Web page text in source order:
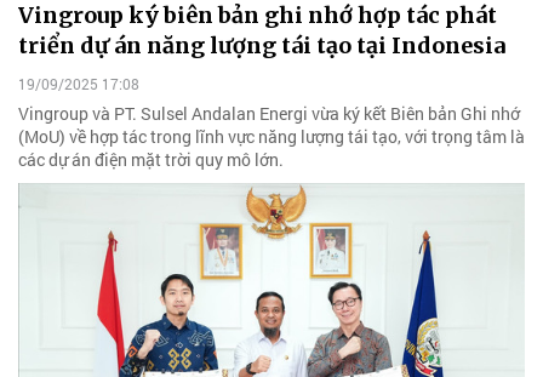
Vingroup ký biên bản ghi nhớ hợp tác phát
triển dự án năng lượng tái tạo tại Indonesia
19/09/2025 17:08
Vingroup và PT. Sulsel Andalan Energi vừa ký kết Biên bản Ghi nhớ
(MoU) về hợp tác trong lĩnh vực năng lượng tái tạo, với trọng tâm là
các dự án điện mặt trời quy mô lớn.